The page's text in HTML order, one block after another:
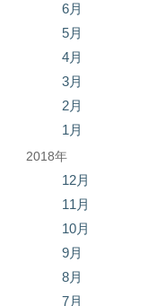
6月
5月
4月
3月
2月
1月
2018年
12月
11月
10月
9月
8月
7月